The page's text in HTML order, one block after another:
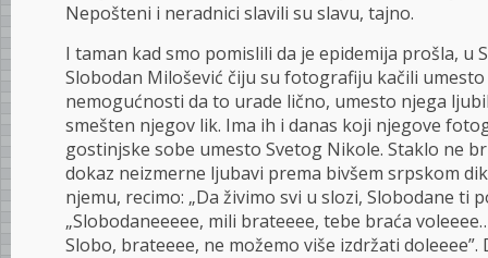
Nepošteni i neradnici slavili su slavu, tajno.
I taman kad smo pomislili da je epidemija prošla, u
Slobodan Milošević čiju su fotografiju kačili
nemogućnosti da to urade lično, umesto njega
smešten njegov lik. Ima ih i danas koji njegove
gostinjske sobe umesto Svetog Nikole. Staklo ne
dokaz neizmerne ljubavi prema bivšem srpskom
njemu, recimo: „Da živimo svi u slozi, Slobodane ti
„Slobodaneeeee, mili brateeee, tebe braća
Slobo, brateeee, ne možemo više izdržati doleeee”.